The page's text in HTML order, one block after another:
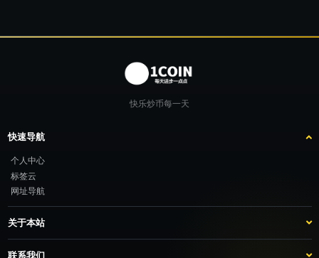
快乐炒币每一天
快速导航
个人中心
标签云
网址导航
关于本站
站点介绍
客服咨询
联系我们